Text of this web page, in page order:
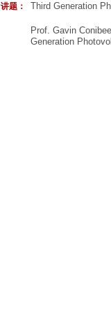
讲题： Third Generation
Prof. Gavin
Generation